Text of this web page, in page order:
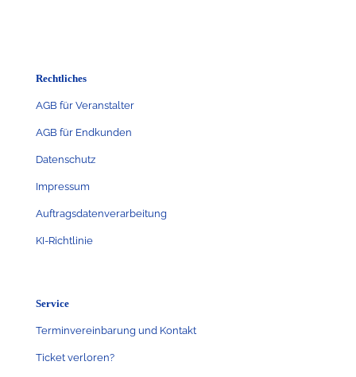
Rechtliches
AGB für Veranstalter
AGB für Endkunden
Datenschutz
Impressum
Auftragsdatenverarbeitung
KI-Richtlinie
Service
Terminvereinbarung und Kontakt
Ticket verloren?